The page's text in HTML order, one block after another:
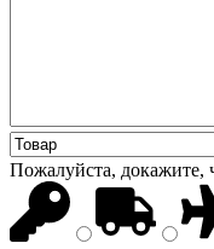
Пожалуйста, докажите,